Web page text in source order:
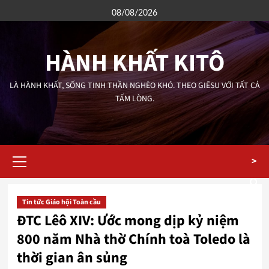
to
08/08/2026
HÀNH KHẤT KITÔ
LÀ HÀNH KHẤT, SỐNG TINH THẦN NGHÈO KHÓ. THEO GIÊSU VỚI TẤT CẢ
TẤM LÒNG.
Menu
>
Tin tức Giáo hội Toàn cầu
ĐTC Lêô XIV: Ước mong dịp kỷ niệm
800 năm Nhà thờ Chính toà Toledo là
thời gian ân sủng